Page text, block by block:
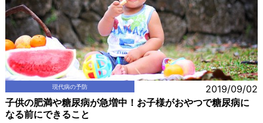
現代病の予防 2019/09/02
子供の肥満や糖尿病が急増中！お子様がおやつで糖尿病に
なる前にできること